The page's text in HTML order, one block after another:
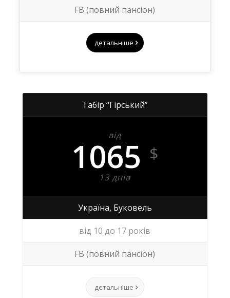
FB (повний пансіон)
детальніше
Табір “Гірський”
від
1065 $
13 днів
Україна, Буковель
від 10 до 17 років
FB (повний пансіон)
детальніше